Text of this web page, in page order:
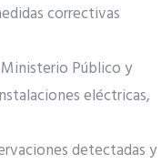
correctivas
Público y
eléctricas,
detectadas y